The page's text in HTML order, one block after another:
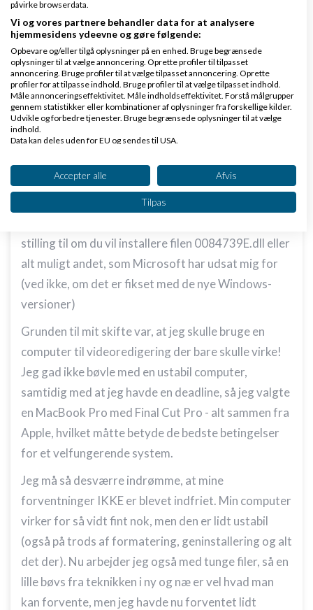
NielsSkrevet01-12-2011kl. 20:59
Jeg konverterede til Macbruger for to år siden og
Apple laver møglækre computere der oser af
kvalitet, og brugerfladen er, efter min mening
stilling til om du vil installere filen 0084739E.dll eller
alt muligt andet, som Microsoft har udsat mig for
(ved ikke, om det er fikset med de nye Windows-
versioner)
Grunden til mit skifte var, at jeg skulle bruge en
computer til videoredigering der bare skulle virke!
Jeg gad ikke bøvle med en ustabil computer,
samtidig med at jeg havde en deadline, så jeg valgte
en MacBook Pro med Final Cut Pro - alt sammen fra
Apple, hvilket måtte betyde de bedste betingelser
for et velfungerende system.
Jeg må så desværre indrømme, at mine
forventninger IKKE er blevet indfriet. Min computer
virker for så vidt fint nok, men den er lidt ustabil
(også på trods af formatering, geninstallering og alt
det der). Nu arbejder jeg også med tunge filer, så en
lille bøvs fra teknikken i ny og næ er vel hvad man
kan forvente, men jeg havde nu forventet lidt
påvirke browserdata.
Vi og vores partnere behandler data for at analysere
hjemmesidens ydeevne og gøre følgende:
Opbevare og/eller tilgå oplysninger på en enhed. Bruge begrænsede
oplysninger til at vælge annoncering. Oprette profiler til tilpasset
annoncering. Bruge profiler til at vælge tilpasset annoncering. Oprette
profiler for at tilpasse indhold. Bruge profiler til at vælge tilpasset indhold.
Måle annonceringseffektivitet. Måle indholdseffektivitet. Forstå målgrupper
gennem statistikker eller kombinationer af oplysninger fra forskellige kilder.
Udvikle og forbedre tjenester. Bruge begrænsede oplysninger til at vælge
indhold.
Data kan deles uden for EU og sendes til USA.
Se partnerliste (2 IAB-leverandører)
Vi bruger dine data til følgende formål:
IAB's behandlingsformål:
enhed
Bruge begrænsede oplysninger til at vælge
annoncering
Oprette profiler til tilpasset annoncering
Bruge profiler til at vælge tilpasset
annoncering
Oprette profiler for at tilpasse indhold
Bruge profiler til at vælge tilpasset indhold
Måle annonceringseffektivitet
Forstå målgrupper gennem statistikker eller
kombinationer af oplysninger fra forskellige
kilder
Udvikle og forbedre tjenester
Bruge begrænsede oplysninger til at vælge
indhold
Accepter alle Afvis
Tilpas